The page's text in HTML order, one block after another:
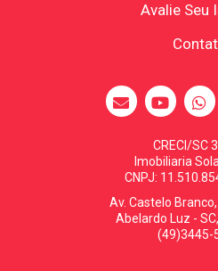
Avalie Seu
CRECI/SC
Imobiliaria
CNPJ:
Av. Castelo
Abelardo Luz -
(49)3445-